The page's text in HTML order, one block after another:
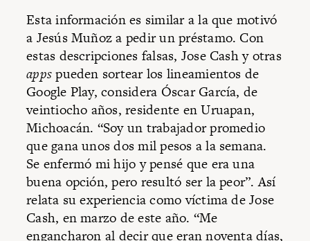
Esta información es similar a la que motivó
a Jesús Muñoz a pedir un préstamo. Con
estas descripciones falsas, Jose Cash y otras
appspueden sortear los lineamientos de
Google Play, considera Óscar García, de
veintiocho años, residente en Uruapan,
Michoacán. “Soy un trabajador promedio
que gana unos dos mil pesos a la semana.
Se enfermó mi hijo y pensé que era una
buena opción, pero resultó ser la peor”. Así
relata su experiencia como víctima de Jose
Cash, en marzo de este año. “Me
engancharon al decir que eran noventa días,